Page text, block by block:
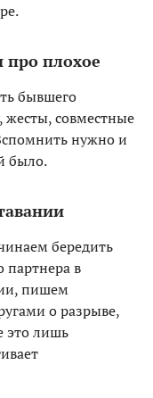
про плохое
бывшего
жесты, совместные
нужно и
было.
бередить
в
пишем
о разрыве,
это лишь